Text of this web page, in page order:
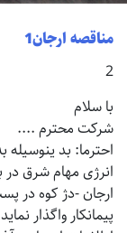
مناقصه ارجان1
2
با سلام
شرکت محترم ....
احترما: بد
ارجان -دژ کوه در
پیمانکار واگذار